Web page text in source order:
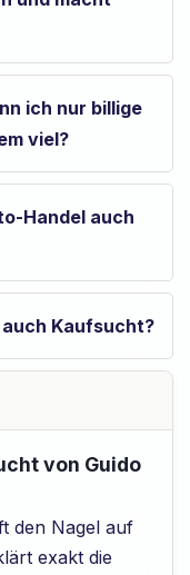
ich nur billige
viel?
Handel auch
auch Kaufsucht?
von Guido
den Nagel auf
exakt die